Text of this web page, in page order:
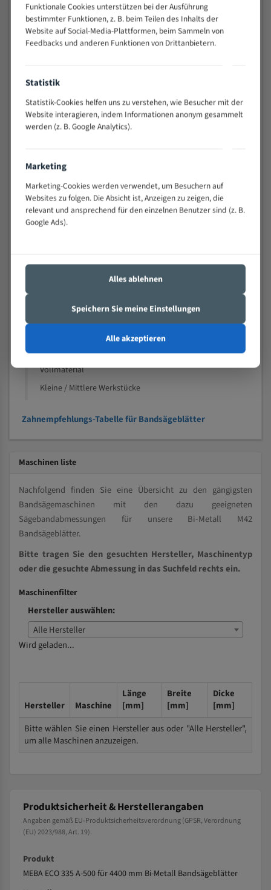
> 500
0,75/1,25
Vorteile:
Widerstandsfähig gegen Zahnbruch auch bei
schwierigen Werkstücken (Materialmischung,
wechselnde Verbindungslängen)
Sehr geringe Vibration
Technische Beschreibung:
Positiver Spanwinkel
Bandkörper aus hochlegiertem Federstahl
Nichteisenmetalle
Speziell entwickelt für Profile / Rohre
Vollmaterial
Kleine / Mittlere Werkstücke
Zahnempfehlungs-Tabelle für Bandsägeblätter
Maschinen liste
Nachfolgend finden Sie eine Übersicht zu den gängigsten
Bandsägemaschinen mit den dazu geeigneten
Sägebandabmessungen für unsere Bi-Metall M42
Bandsägeblätter.
Bitte tragen Sie den gesuchten Hersteller, Maschinentyp
oder die gesuchte Abmessung in das Suchfeld rechts ein.
Maschinenfilter
Hersteller auswählen:
Alle Hersteller
Wird geladen...
Hersteller Maschine
Länge
[mm]
Breite
[mm]
Dicke
[mm]
Bitte wählen Sie einen Hersteller aus oder "Alle Hersteller",
um alle Maschinen anzuzeigen.
Produktsicherheit & Herstellerangaben
Angaben gemäß EU-Produktsicherheitsverordnung (GPSR, Verordnung
(EU) 2023/988, Art. 19).
Produkt
MEBA ECO 335 A-500 für 4400 mm Bi-Metall Bandsägeblätter
Funktionale Cookies unterstützen bei der Ausführung
bestimmter Funktionen, z. B. beim Teilen des Inhalts der
Website auf Social-Media-Plattformen, beim Sammeln von
Feedbacks und anderen Funktionen von Drittanbietern.
Statistik
Statistik-Cookies helfen uns zu verstehen, wie Besucher mit der
Website interagieren, indem Informationen anonym gesammelt
werden (z. B. Google Analytics).
Marketing
Marketing-Cookies werden verwendet, um Besuchern auf
Websites zu folgen. Die Absicht ist, Anzeigen zu zeigen, die
relevant und ansprechend für den einzelnen Benutzer sind (z. B.
Google Ads).
Alles ablehnen
Speichern Sie meine Einstellungen
Alle akzeptieren